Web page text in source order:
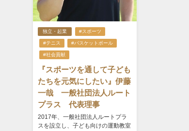
独立・起業 #スポーツ
#テニス #バスケットボール
#社会貢献
『スポーツを通して子ども
たちを元気にしたい』伊藤
一哉 一般社団法人ルート
プラス 代表理事
2017年、一般社団法人ルートプラ
スを設立し、子ども向けの運動教室